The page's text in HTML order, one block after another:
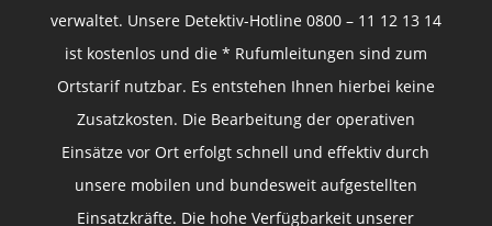
verwaltet. Unsere Detektiv-Hotline 0800 – 11 12 13 14
ist kostenlos und die * Rufumleitungen sind zum
Ortstarif nutzbar. Es entstehen Ihnen hierbei keine
Zusatzkosten. Die Bearbeitung der operativen
Einsätze vor Ort erfolgt schnell und effektiv durch
unsere mobilen und bundesweit aufgestellten
Einsatzkräfte. Die hohe Verfügbarkeit unserer